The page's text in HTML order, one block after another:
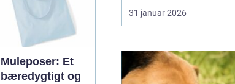
Muleposer: Et
bæredygtigt og
andre frugter og
krydderier. Mange bruger
lidt som en vitaminpille i
fl...
31 januar 2026